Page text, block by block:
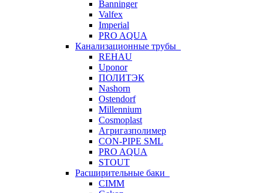
Banninger
Valfex
Imperial
PRO AQUA
Канализационные трубы
REHAU
Uponor
ПОЛИТЭК
Nashorn
Ostendorf
Millennium
Cosmoplast
Агригазполимер
CON-PIPE SML
PRO AQUA
STOUT
Расширительные баки
CIMM